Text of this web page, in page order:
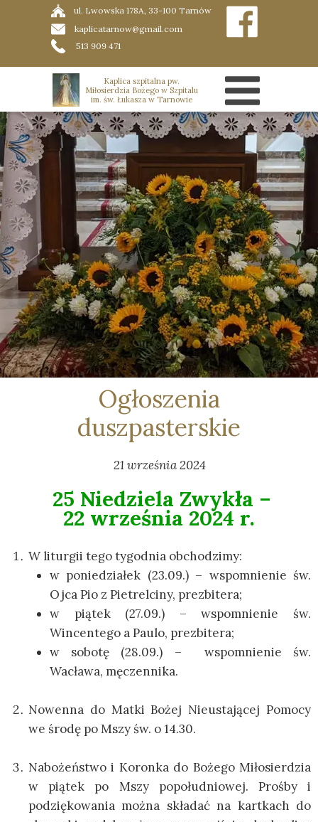
kaplicatarnow@gmail.com
ul. Lwowska 178A, 33-100 Tarnów
513 909 471
Kaplica szpitalna pw.
Miłosierdzia Bożego w Szpitalu
im. św. Łukasza w Tarnowie
21 września 2024
Ogłoszenia
duszpasterskie
25 Niedziela Zwykła –
22 września 2024 r.
W liturgii tego tygodnia obchodzimy:
w poniedziałek (23.09.) – wspomnienie św.
Ojca Pio z Pietrelciny, prezbitera;
w piątek (27.09.) – wspomnienie św.
Wincentego a Paulo, prezbitera;
w sobotę (28.09.) – wspomnienie św.
Wacława, męczennika.
Nowenna do Matki Bożej Nieustającej Pomocy
we środę po Mszy św. o 14.30.
Nabożeństwo i Koronka do Bożego Miłosierdzia
w piątek po Mszy popołudniowej. Prośby i
podziękowania można składać na kartkach do